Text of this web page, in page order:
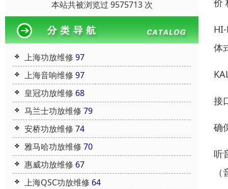
本站共被浏览过 9575713 次
上海功放维修 97
上海音响维修 97
皇冠功放维修 68
马兰士功放维修 79
安桥功放维修 74
雅马哈功放维修 70
惠威功放维修 67
上海QSC功放维修 64
价
体
接
确
听